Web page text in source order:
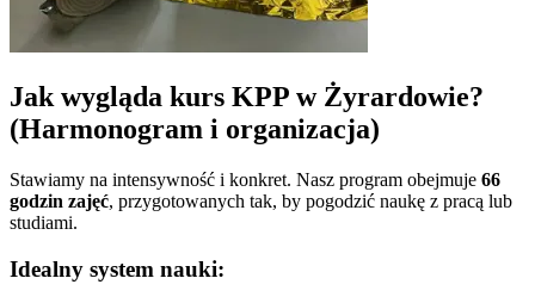
Jak wygląda kurs KPP w Żyrardowie?
(Harmonogram i organizacja)
Stawiamy na intensywność i konkret. Nasz program obejmuje 66
godzin zajęć, przygotowanych tak, by pogodzić naukę z pracą lub
studiami.
Idealny system nauki: